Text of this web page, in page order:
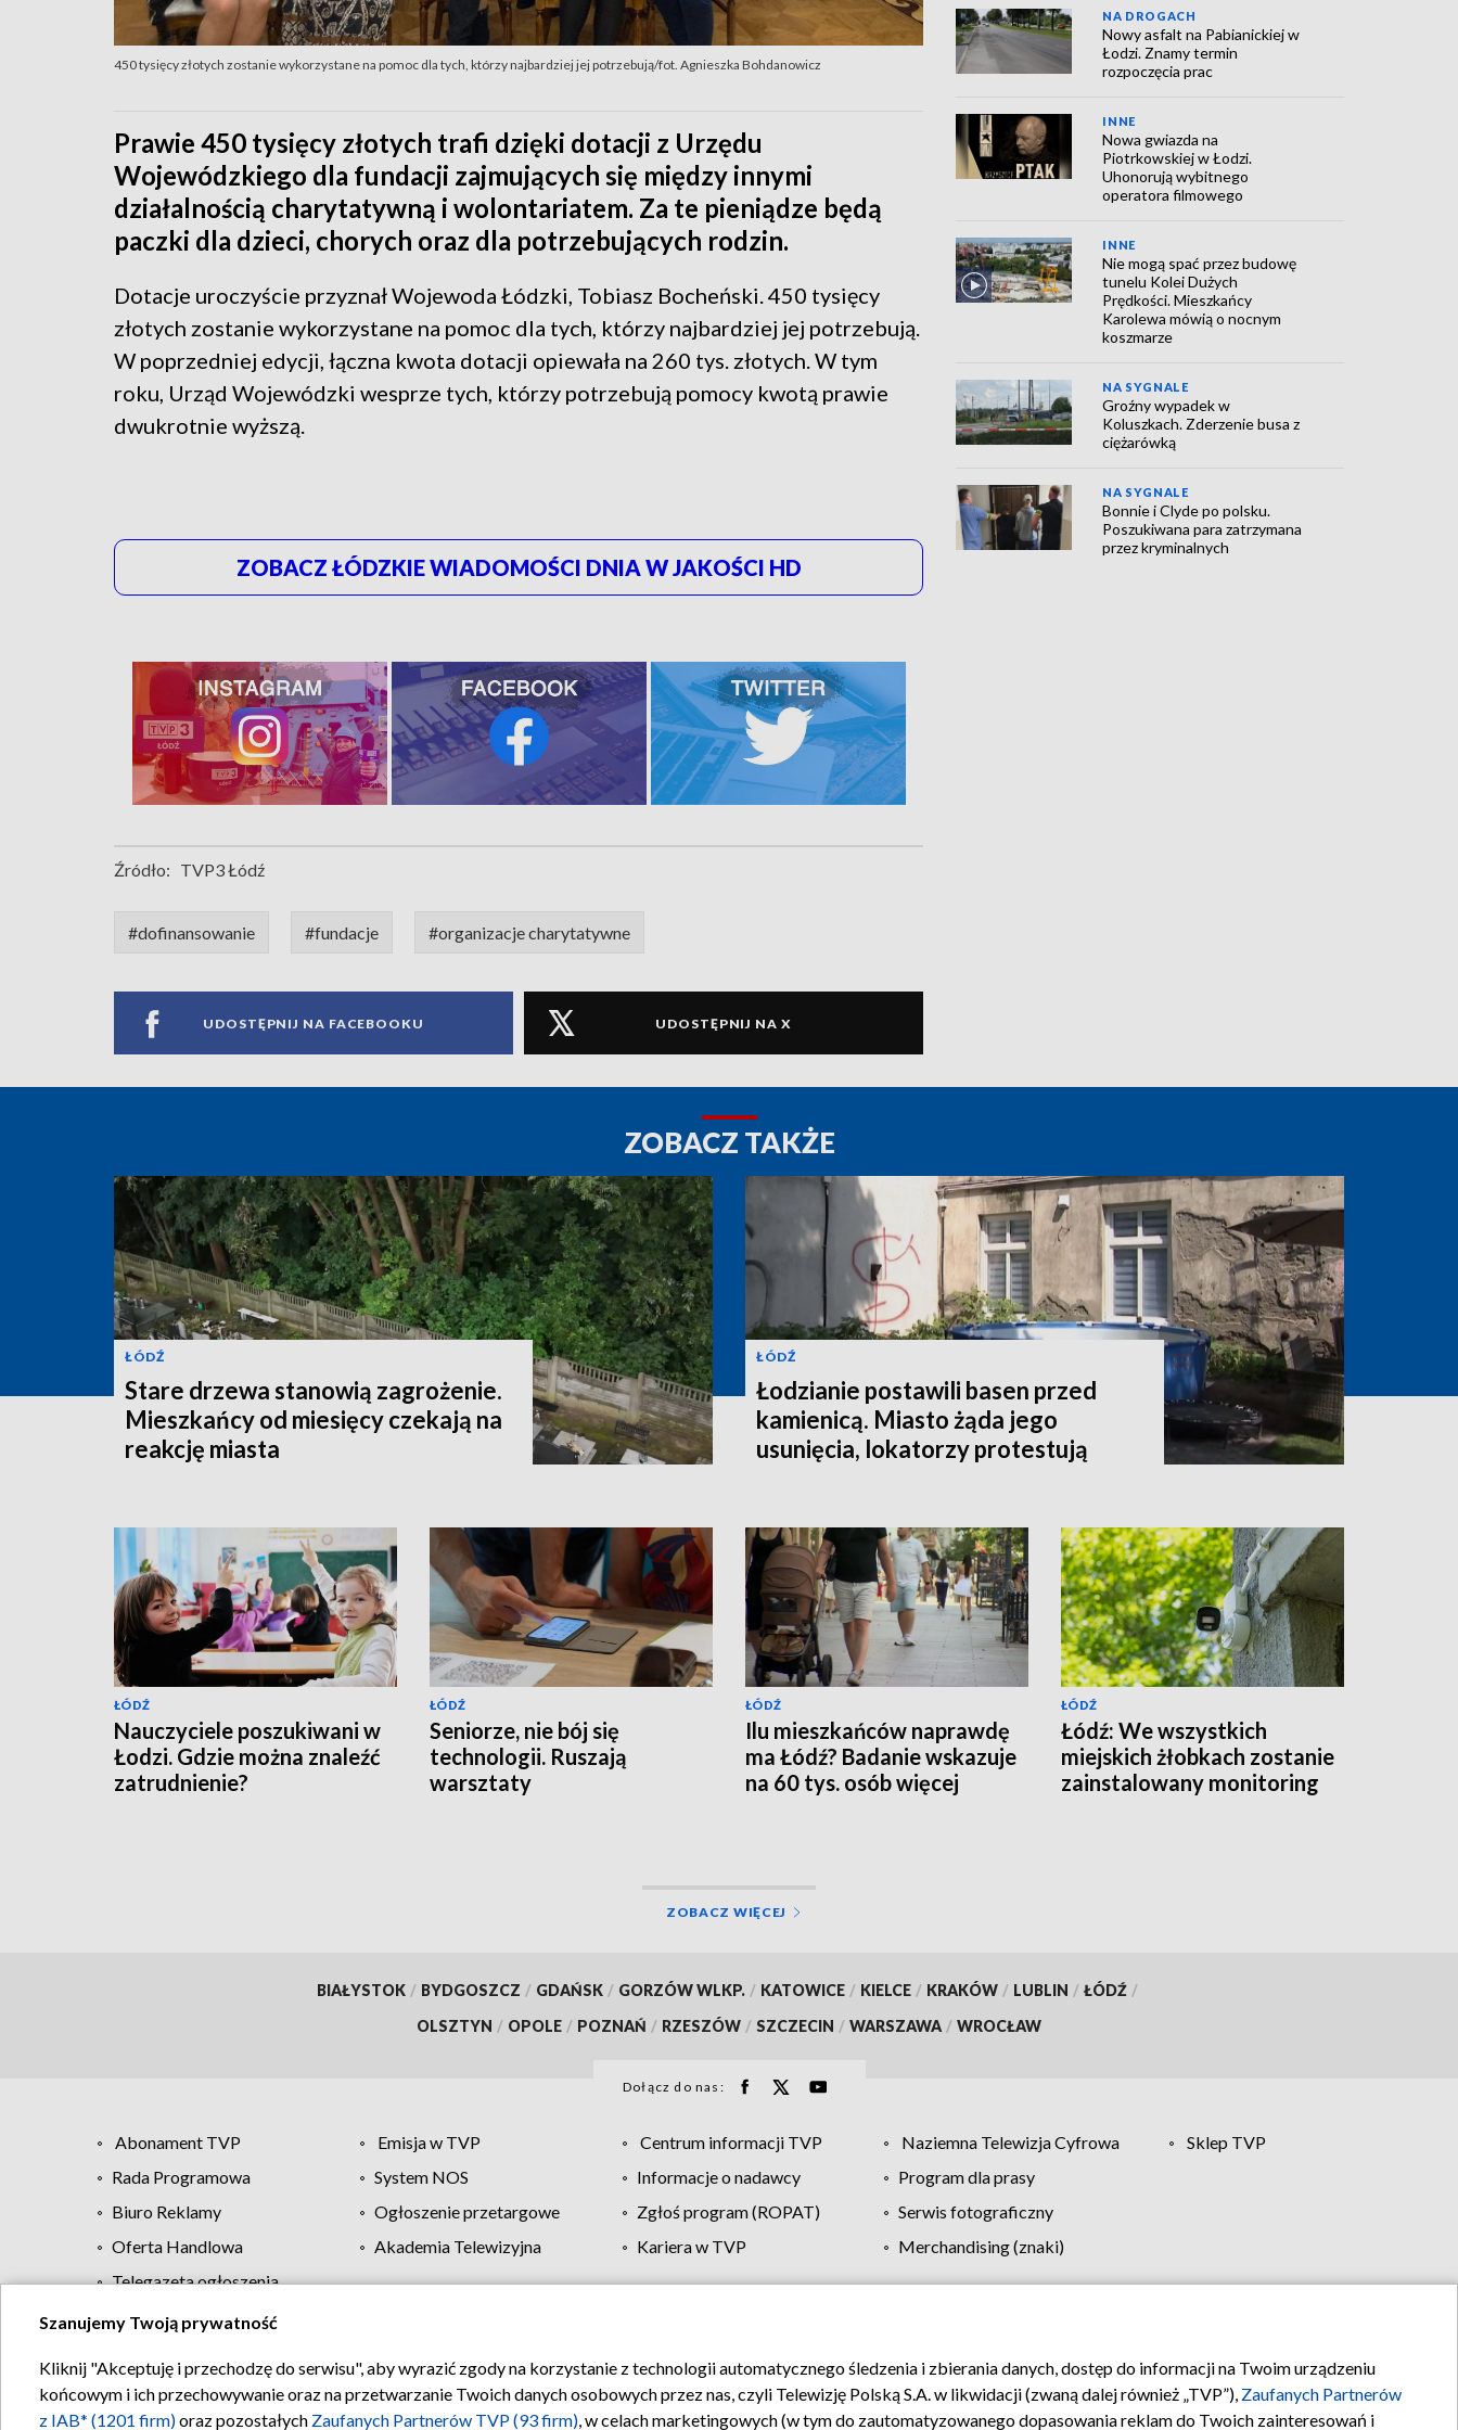
450 tysięcy złotych zostanie wykorzystane na pomoc dla tych, którzy najbardziej jej potrzebują/fot. Agnieszka Bohdanowicz
Prawie 450 tysięcy złotych trafi dzięki dotacji z Urzędu
Wojewódzkiego dla fundacji zajmujących się między innymi
działalnością charytatywną i wolontariatem. Za te pieniądze będą
paczki dla dzieci, chorych oraz dla potrzebujących rodzin.
Dotacje uroczyście przyznał Wojewoda Łódzki, Tobiasz Bocheński. 450 tysięcy
złotych zostanie wykorzystane na pomoc dla tych, którzy najbardziej jej potrzebują.
W poprzedniej edycji, łączna kwota dotacji opiewała na 260 tys. złotych. W tym
roku, Urząd Wojewódzki wesprze tych, którzy potrzebują pomocy kwotą prawie
dwukrotnie wyższą.
ZOBACZ ŁÓDZKIE WIADOMOŚCI DNIA W JAKOŚCI HD
Źródło: TVP3 Łódź
#dofinansowanie #fundacje #organizacje charytatywne
UDOSTĘPNIJ NA FACEBOOKU UDOSTĘPNIJ NA X
NA DROGACH
Nowy asfalt na Pabianickiej w
Łodzi. Znamy termin
rozpoczęcia prac
INNE
Nowa gwiazda na
Piotrkowskiej w Łodzi.
Uhonorują wybitnego
operatora filmowego
INNE
Nie mogą spać przez budowę
tunelu Kolei Dużych
Prędkości. Mieszkańcy
Karolewa mówią o nocnym
koszmarze
NA SYGNALE
Groźny wypadek w
Koluszkach. Zderzenie busa z
ciężarówką
NA SYGNALE
Bonnie i Clyde po polsku.
Poszukiwana para zatrzymana
przez kryminalnych
ZOBACZ TAKŻE
ŁÓDŹ
Stare drzewa stanowią zagrożenie.
Mieszkańcy od miesięcy czekają na
reakcję miasta
ŁÓDŹ
Łodzianie postawili basen przed
kamienicą. Miasto żąda jego
usunięcia, lokatorzy protestują
ŁÓDŹ
Nauczyciele poszukiwani w
Łodzi. Gdzie można znaleźć
zatrudnienie?
ŁÓDŹ
Seniorze, nie bój się
technologii. Ruszają
warsztaty
ŁÓDŹ
Ilu mieszkańców naprawdę
ma Łódź? Badanie wskazuje
na 60 tys. osób więcej
ŁÓDŹ
Łódź: We wszystkich
miejskich żłobkach zostanie
zainstalowany monitoring
ZOBACZ WIĘCEJ
BIAŁYSTOK / BYDGOSZCZ / GDAŃSK / GORZÓW WLKP. / KATOWICE / KIELCE / KRAKÓW / LUBLIN / ŁÓDŹ /
OLSZTYN / OPOLE / POZNAŃ / RZESZÓW / SZCZECIN / WARSZAWA / WROCŁAW
Dołącz do nas:
Abonament TVP Emisja w TVP Centrum informacji TVP Naziemna Telewizja Cyfrowa
Sklep TVP
Rada Programowa
System NOS Informacje o nadawcy
Program dla prasy
Biuro Reklamy
Ogłoszenie przetargowe Zgłoś program (ROPAT)
Serwis fotograficzny
Oferta Handlowa
Akademia Telewizyjna Kariera w TVP
Merchandising (znaki)
Telegazeta ogłoszenia
Regulamin TVP Polityka prywatności Moje zgody Pomoc Biuro reklamy Kontakt
Szanujemy Twoją prywatność
Kliknij "Akceptuję i przechodzę do serwisu", aby wyrazić zgody na korzystanie z technologii automatycznego śledzenia i zbierania danych, dostęp do informacji na Twoim urządzeniu
końcowym i ich przechowywanie oraz na przetwarzanie Twoich danych osobowych przez nas, czyli Telewizję Polską S.A. w likwidacji (zwaną dalej również „TVP”), Zaufanych Partnerów
z IAB* (1201 firm)oraz pozostałych Zaufanych Partnerów TVP (93 firm), w celach marketingowych (w tym do zautomatyzowanego dopasowania reklam do Twoich zainteresowań i